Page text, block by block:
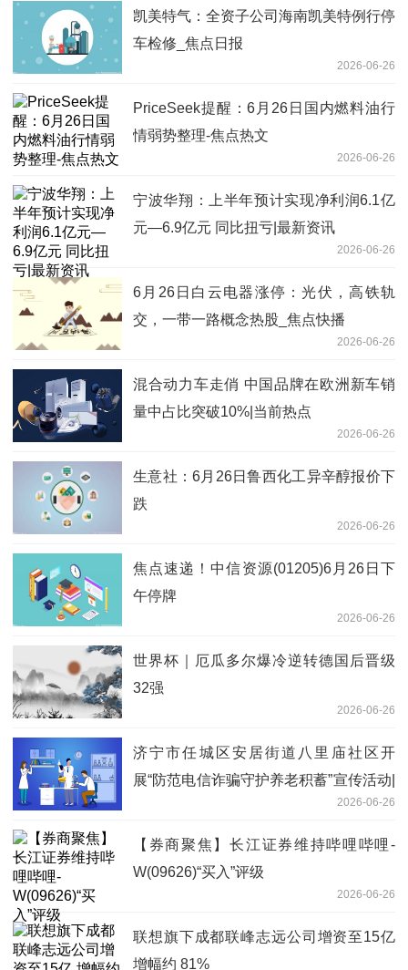
凯美特气：全资子公司海南凯美特例行停
车检修_焦点日报
2026-06-26
PriceSeek提醒：6月26日国内燃料油行
情弱势整理-焦点热文
2026-06-26
宁波华翔：上半年预计实现净利润6.1亿
元—6.9亿元 同比扭亏|最新资讯
2026-06-26
6月26日白云电器涨停：光伏，高铁轨
交，一带一路概念热股_焦点快播
2026-06-26
混合动力车走俏 中国品牌在欧洲新车销
量中占比突破10%|当前热点
2026-06-26
生意社：6月26日鲁西化工异辛醇报价下
跌
2026-06-26
焦点速递！中信资源(01205)6月26日下
午停牌
2026-06-26
世界杯｜厄瓜多尔爆冷逆转德国后晋级
32强
2026-06-26
济宁市任城区安居街道八里庙社区开
展“防范电信诈骗守护养老积蓄”宣传活动|
2026-06-26
【券商聚焦】长江证券维持哔哩哔哩-
W(09626)“买入”评级
2026-06-26
联想旗下成都联峰志远公司增资至15亿
增幅约 81%